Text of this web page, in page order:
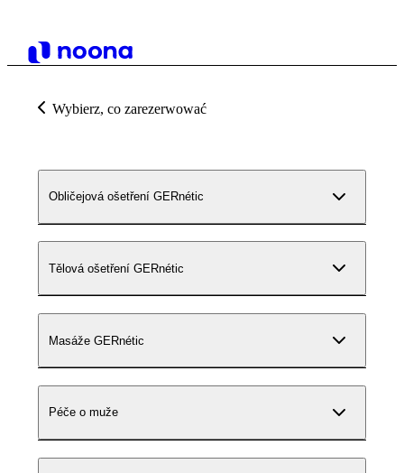
Wybierz, co zarezerwować
Obličejová ošetření GERnétic
Tělová ošetření GERnétic
Masáže GERnétic
Péče o muže